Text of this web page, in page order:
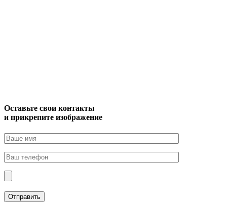
Оставьте свои контакты
и прикрепите изображение